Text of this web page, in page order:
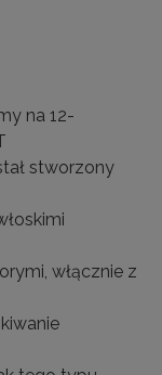
na 12-
stworzony
włącznie z